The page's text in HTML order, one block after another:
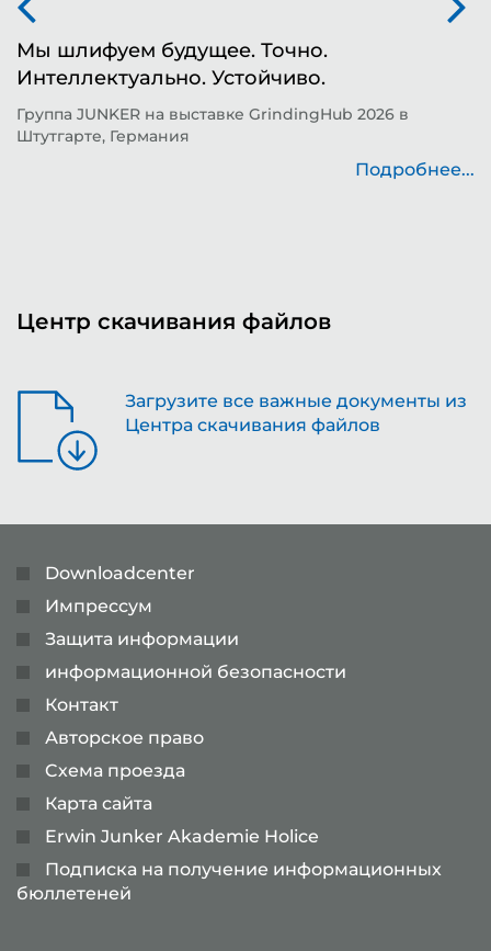
Мы шлифуем будущее. Точно.
Интеллектуально. Устойчиво.
Группа JUNKER на выставке GrindingHub 2026 в
Штутгарте, Германия
Подробнее...
Центр скачивания файлов
Загрузите все важные документы из
Центра скачивания файлов
Downloadcenter
Импрессум
Защита информации
информационной безопасности
Контакт
Авторское право
Cхема проезда
Карта сайта
Erwin Junker Akademie Holice
Подписка на получение информационных
бюллетеней